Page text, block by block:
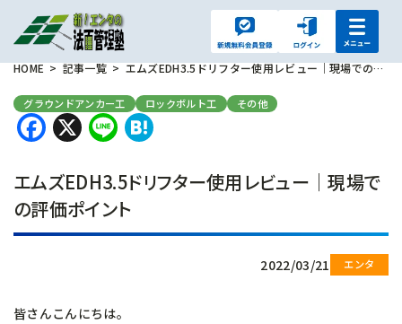
HOME 記事一覧 エムズEDH3.5ドリフター使用レビュー｜現場での評価ポイント
グラウンドアンカー工 ロックボルト工 その他
Facebook
X Line
エムズEDH3.5ドリフター使用レビュー｜現場で
の評価ポイント
2022/03/21
皆さんこんにちは。